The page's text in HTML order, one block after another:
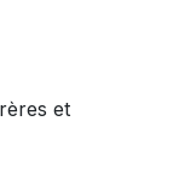
et